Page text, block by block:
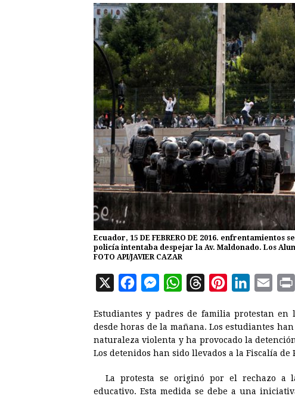
Ecuador, 15 DE FEBRERO DE 2016.
policía intentaba despejar la Av. Maldonado. Los
FOTO API/JAVIER CAZAR
X
c
e
b
o
M
s
s
e
g
W
a
t
s
A
p
r
e
a
s
n
t
e
e
n
k
e
d
I
a
i
l
Estudiantes y padres de familia protestan en
desde horas de la mañana. Los estudiantes
naturaleza violenta y ha provocado la
Los detenidos han sido llevados a la Fiscalía de
La protesta se originó por el rechazo a
educativo. Esta medida se debe a una